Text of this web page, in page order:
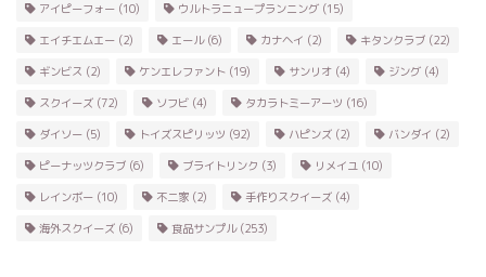
アイピーフォー (10) ウルトラニュープランニング (15)
エイチエムエー (2) エール(6) カナヘイ (2) キタンクラブ (22)
ギンビス (2) ケンエレファント (19) サンリオ (4) ジング (4)
スクイーズ (72) ソフビ (4) タカラトミーアーツ (16)
ダイソー (5) トイズスピリッツ (92) ハピンズ (2) バンダイ (2)
ピーナッツクラブ (6) ブライトリンク (3) リメイユ (10)
レインボー (10) 不二家 (2) 手作りスクイーズ (4)
海外スクイーズ (6) 食品サンプル(253)